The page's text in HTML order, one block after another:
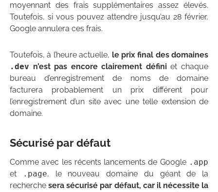
moyennant des frais supplémentaires assez élevés.
Toutefois, si vous pouvez attendre jusqu’au 28 février,
Google annulera ces frais.
Toutefois, à l’heure actuelle, le prix final des domaines
.dev n’est pas encore clairement défini et chaque
bureau d’enregistrement de noms de domaine
facturera probablement un prix différent pour
l’enregistrement d’un site avec une telle extension de
domaine.
Sécurisé par défaut
Comme avec les récents lancements de Google .app
et
.page, le nouveau domaine du géant de la
recherchesera sécurisé par défaut, car il nécessite la